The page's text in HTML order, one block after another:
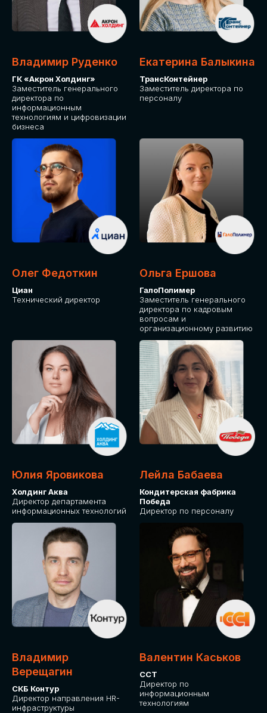
Владимир Руденко
ГК «Акрон Холдинг»
Заместитель генерального
директора по
информационным
технологиям и цифровизации
бизнеса
Екатерина Балыкина
ТрансКонтейнер
Заместитель директора по
персоналу
Олег Федоткин
Циан
Технический директор
Ольга Ершова
ГалоПолимер
Заместитель генерального
директора по кадровым
вопросам и
организационному развитию
Юлия Яровикова
Холдинг Аква
Директор департамента
информационных технологий
Лейла Бабаева
Кондитерская фабрика
Победа
Директор по персоналу
Владимир
Верещагин
СКБ Контур
Директор направления HR-
инфраструктуры
Валентин Каськов
ССТ
Директор по
информационным
технологиям